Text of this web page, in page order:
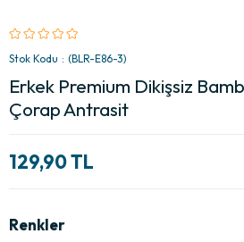
Stok Kodu (BLR-E86-3)
Erkek Premium Dikişsiz
Çorap Antrasit
129,90 TL